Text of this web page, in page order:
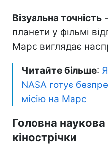
Візуальна точність
планети у фільмі
Марс виглядає
Читайте більше:
NASA готує
місію на Марс
Головна
кінострічки